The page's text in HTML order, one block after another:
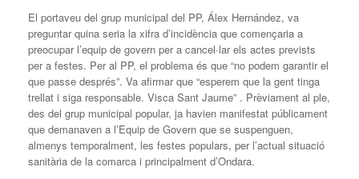
El portaveu del grup municipal del PP, Álex Hernández, va
preguntar quina seria la xifra d’incidència que començaria a
preocupar l’equip de govern per a cancel·lar els actes prevists
per a festes. Per al PP, el problema és que “no podem garantir el
que passe després”. Va afirmar que “esperem que la gent tinga
trellat i siga responsable. Visca Sant Jaume” . Prèviament al ple,
des del grup municipal popular, ja havien manifestat públicament
que demanaven a l’Equip de Govern que se suspenguen,
almenys temporalment, les festes populars, per l’actual situació
sanitària de la comarca i principalment d’Ondara.